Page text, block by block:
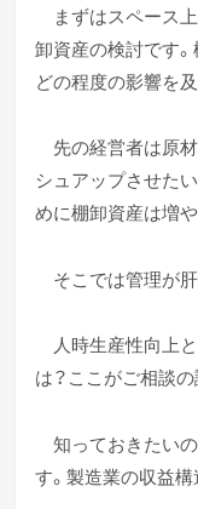
まずはスペース
卸資産の検討です
どの程度の影響を
先の経営者は原
シュアップさせた
めに棚卸資産は増
そこでは管理が
人時生産性向上
は？ここがご相談の
知っておきたい
す。製造業の収益構